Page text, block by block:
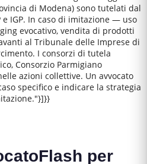
di Modena) sono tutelati dal
e IGP. In caso di imitazione — uso
evocativo, vendita di prodotti
al Tribunale delle Imprese di
I consorzi di tutela
Consorzio Parmigiano
azioni collettive. Un avvocato
specifico e indicare la strategia
per